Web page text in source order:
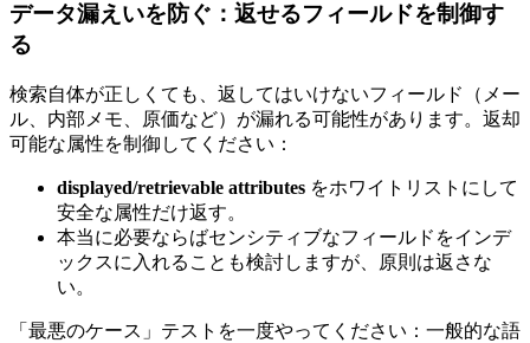
データ漏えいを防ぐ：返せるフィールドを制御す
る
検索自体が正しくても、返してはいけないフィールド（メー
ル、内部メモ、原価など）が漏れる可能性があります。返却
可能な属性を制御してください：
displayed/retrievable attributes をホワイトリストにして
安全な属性だけ返す。
本当に必要ならばセンシティブなフィールドをインデ
ックスに入れることも検討しますが、原則は返さな
い。
「最悪のケース」テストを一度やってください：一般的な語